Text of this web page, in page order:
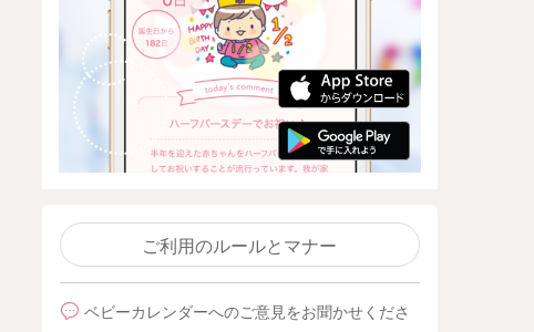
ご利用のルールとマナー
ベビーカレンダーへのご意見をお聞かせくださ